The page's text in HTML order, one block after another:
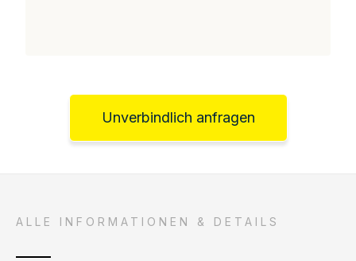
Unverbindlich anfragen
ALLE INFORMATIONEN & DETAILS